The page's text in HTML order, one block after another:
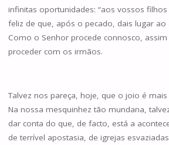
infinitas oportunidades: “aos vossos
feliz de que, após o pecado, dais lugar ao
Como o Senhor procede connosco,
proceder com os irmãos.
Talvez nos pareça, hoje, que o joio é
Na nossa mesquinhez tão mundana,
dar conta do que, de facto, está a
de terrível apostasia, de igrejas